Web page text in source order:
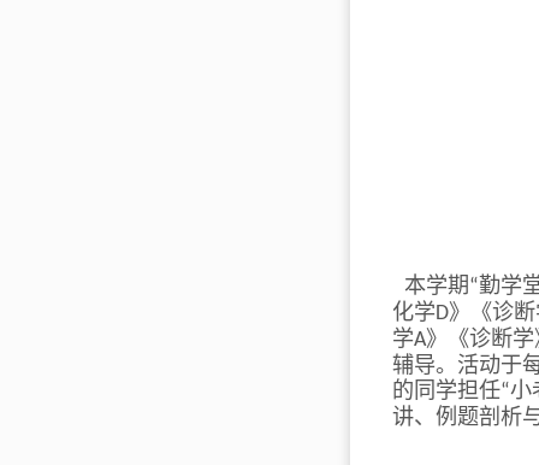
本学期“勤学
化学D》《诊
学A》《诊断
辅导。活动于
的同学担任“小
讲、例题剖析